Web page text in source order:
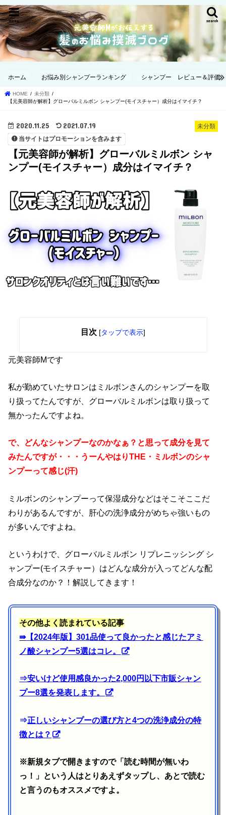
search
menu
ホーム お悩み別シャンプーランキング シャンプー レビュー＆評価
HOME
未分類
【元美容師が解析】グローバルミルボン シャンプー(モイスチャー）成分はイマイチ？
未分類
2020.11.25 2021.07.19
当サイトはプロモーションを含みます
【元美容師が解析】グローバルミルボン シャ
ンプー(モイスチャー）成分はイマイチ？
目次 [タップで表示]
元美容師Mです
私が勤めていたサロンはミルボンさんのシャンプーを取
り扱ってたんですが、グローバルミルボンは取り扱って
無かったんですよね。
で、どんなシャンプーなのかなぁ？と思って成分を見て
みたんですが・・・うーんやはりTHE・ミルボンのシャ
ンプーって感じ(汗)
ミルボンのシャンプーって保湿成分などはそこそここだ
わりがあるんですが、肝心の洗浄成分がめちゃ強いもの
が多いんですよね。
というわけで、グローバルミルボン リプレニッシング シ
ャンプー(モイスチャー）はどんな成分が入ってどんな配
合成分なのか？！解説してきます！
その他よく読まれている記事
⇛【2024年版】301品使って良かったと感じたアミ
ノ酸シャンプー5選はコレ。
⇒安いけど使用感良かった2,000円以下市販シャン
プー8選を発表します。
⇒正しいシャンプーの選び方と4つの洗浄成分の特
徴とは？
※新規タブで開きますので「読む時間が無いわ
っ！」という人はとりあえずタップし、あとで読む
と言うのもオススメですよ。